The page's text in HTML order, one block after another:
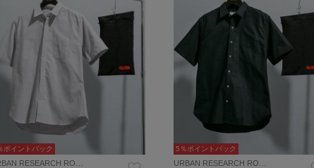
ポイントバック
RESEARCH RO…
5％ポイントバック
URBAN RESEARCH RO…